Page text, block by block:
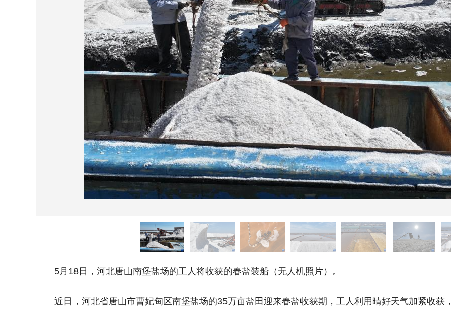
5月18日，河北唐山南堡盐场的工人将收获的春盐装船（无人机照片）。
近日，河北省唐山市曹妃甸区南堡盐场的35万亩盐田迎来春盐收获期，工人利用晴好天气加紧收获